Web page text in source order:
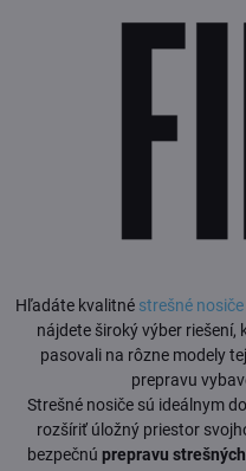
Hľadáte kvalitné strešné
nájdete široký výber
pasovali na rôzne modely
prepravu
Strešné nosiče sú ideálnym
rozšíriť úložný priestor
bezpečnú prepravu